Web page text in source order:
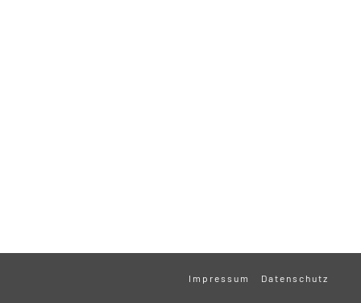
Impressum Datenschutz